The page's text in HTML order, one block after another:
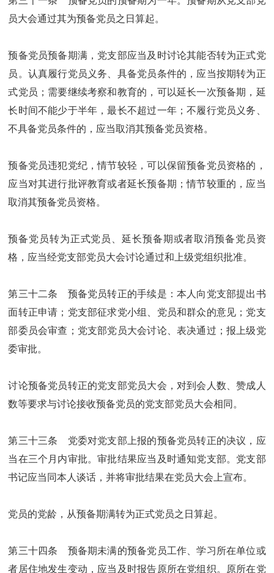
员大会通过其为预备党员之日算起。
预备党员预备期满，党支部应当及时讨论其能否转为正式党
员。认真履行党员义务、具备党员条件的，应当按期转为正
式党员；需要继续考察和教育的，可以延长一次预备期，延
长时间不能少于半年，最长不超过一年；不履行党员义务、
不具备党员条件的，应当取消其预备党员资格。
预备党员违犯党纪，情节较轻，可以保留预备党员资格的，
应当对其进行批评教育或者延长预备期；情节较重的，应当
取消其预备党员资格。
预备党员转为正式党员、延长预备期或者取消预备党员资
格，应当经党支部党员大会讨论通过和上级党组织批准。
第三十二条 预备党员转正的手续是：本人向党支部提出书
面转正申请；党支部征求党小组、党员和群众的意见；党支
部委员会审查；党支部党员大会讨论、表决通过；报上级党
委审批。
讨论预备党员转正的党支部党员大会，对到会人数、赞成人
数等要求与讨论接收预备党员的党支部党员大会相同。
第三十三条 党委对党支部上报的预备党员转正的决议，应
当在三个月内审批。审批结果应当及时通知党支部。党支部
书记应当同本人谈话，并将审批结果在党员大会上宣布。
党员的党龄，从预备期满转为正式党员之日算起。
第三十四条 预备期未满的预备党员工作、学习所在单位或
者居住地发生变动，应当及时报告原所在党组织。原所在党